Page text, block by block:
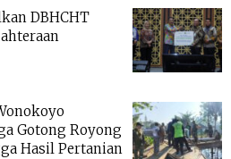
DBHCHT
Gotong Royong
Hasil Pertanian